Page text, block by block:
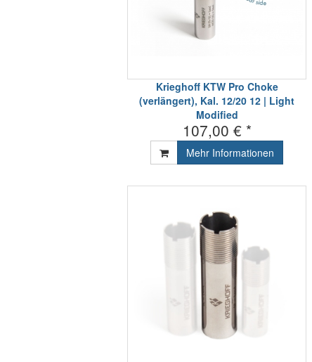
Krieghoff KTW Pro Choke
(verlängert), Kal. 12/20 12 | Light
Modified
107,00 € *
Mehr Informationen